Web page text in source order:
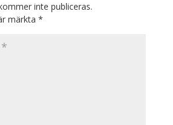
inte publiceras.
märkta *